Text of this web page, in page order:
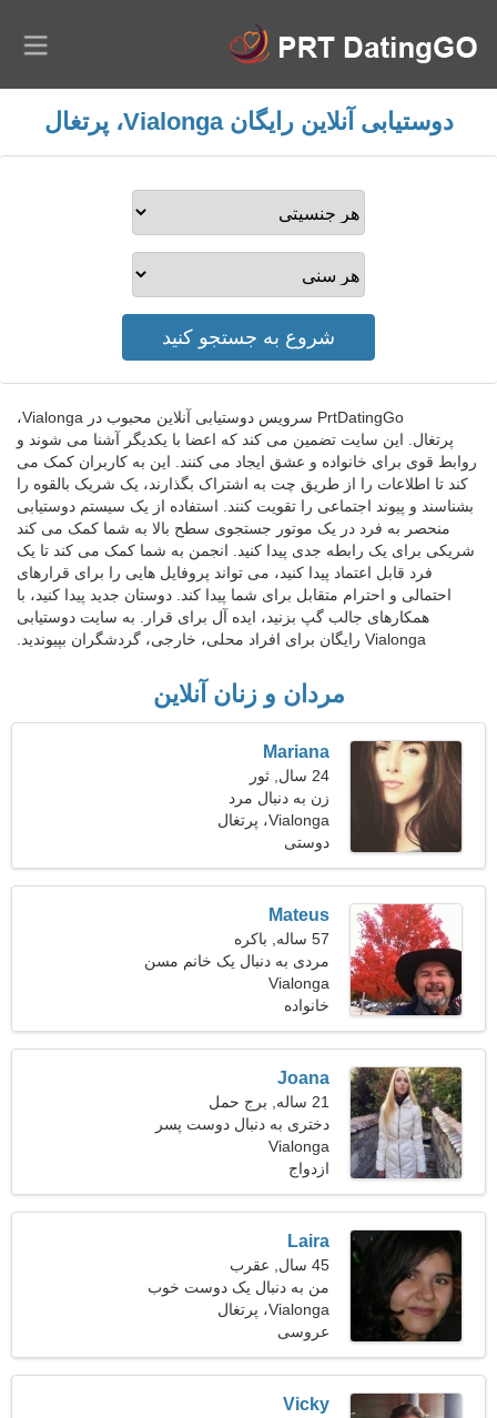
دوستیابی آنلاین رایگان Vialonga، پرتغال
PrtDatingGo سرویس دوستیابی آنلاین محبوب در Vialonga،
پرتغال. این سایت تضمین می کند که اعضا با یکدیگر آشنا می شوند و
روابط قوی برای خانواده و عشق ایجاد می کنند. این به کاربران کمک می
کند تا اطلاعات را از طریق چت به اشتراک بگذارند، یک شریک بالقوه را
بشناسند و پیوند اجتماعی را تقویت کنند. استفاده از یک سیستم دوستیابی
منحصر به فرد در یک موتور جستجوی سطح بالا به شما کمک می کند
شریکی برای یک رابطه جدی پیدا کنید. انجمن به شما کمک می کند تا یک
فرد قابل اعتماد پیدا کنید، می تواند پروفایل هایی را برای قرارهای
احتمالی و احترام متقابل برای شما پیدا کند. دوستان جدید پیدا کنید، با
همکارهای جالب گپ بزنید، ایده آل برای قرار. به سایت دوستیابی
Vialonga رایگان برای افراد محلی، خارجی، گردشگران بپیوندید.
مردان و زنان آنلاین
Mariana
24 سال, ثور
زن به دنبال مرد
Vialonga، پرتغال
دوستی
Mateus
57 ساله, باکره
مردی به دنبال یک خانم مسن
49-54
Vialonga
خانواده
Joana
21 ساله, برج حمل
دختری به دنبال دوست پسر
Vialonga
ازدواج
Laira
45 سال, عقرب
من به دنبال یک دوست خوب
برای زندگی هستم
Vialonga، پرتغال
عروسی
Vicky